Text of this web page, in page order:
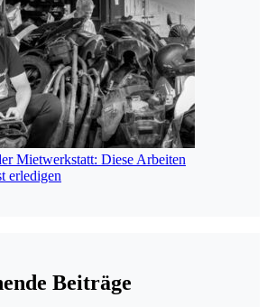
Mietwerkstatt: Diese Arbeiten
erledigen
Beiträge